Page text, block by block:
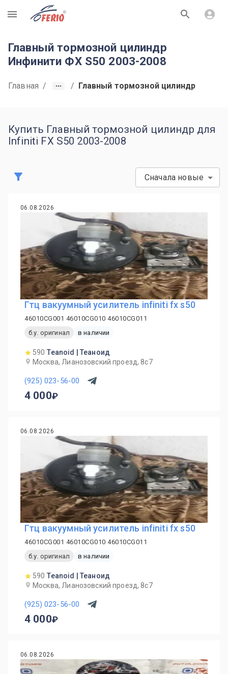
R
Главный тормозной цилиндр
Инфинити ФХ S50 2003-2008
Главная / / Главный тормозной цилиндр
Купить Главный тормозной цилиндр для
Infiniti FX S50 2003-2008
Сначала новые
06.08.2026
Гтц вакуумный усилитель infiniti fx s50
46010CG001 46010CG010 46010CG011
б.у. оригинал
в наличии
590 Teanoid | Теаноид
Москва, Лианозовский проезд, 8с7
(925) 023-56-00
4 000
06.08.2026
Гтц вакуумный усилитель infiniti fx s50
46010CG001 46010CG010 46010CG011
б.у. оригинал
в наличии
590 Teanoid | Теаноид
Москва, Лианозовский проезд, 8с7
(925) 023-56-00
4 000
06.08.2026